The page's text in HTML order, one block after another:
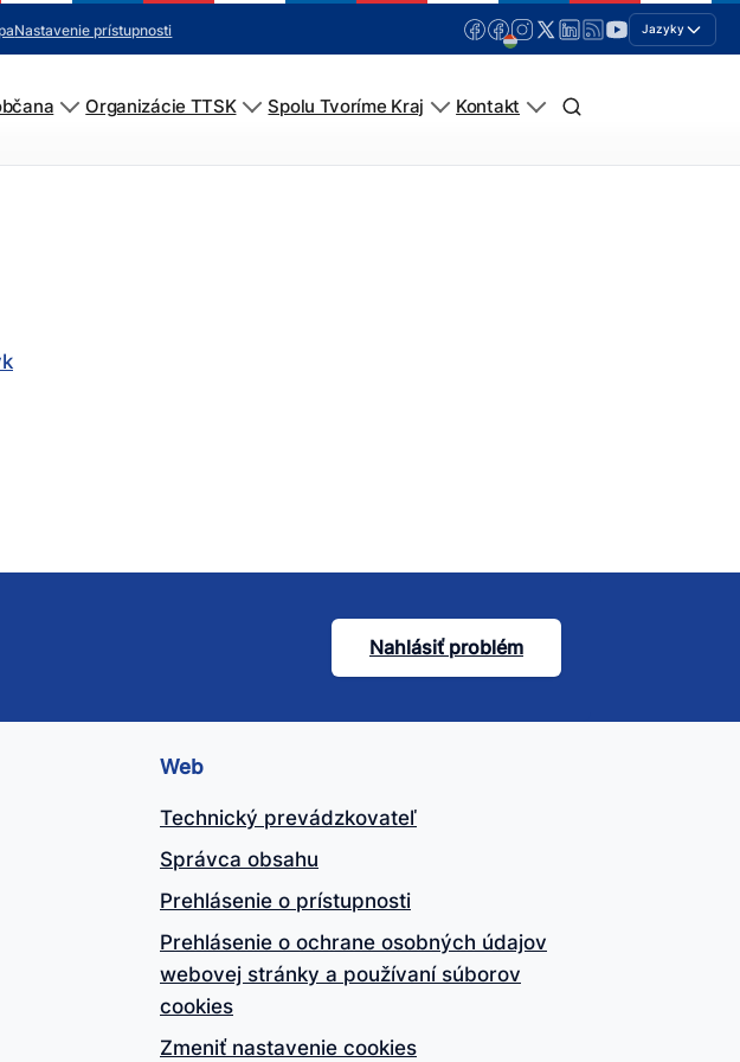
Nastavenie prístupnosti Jazyky
Organizácie TTSK Spolu Tvoríme Kraj Kontakt
Nahlásiť problém
Web
Technický prevádzkovateľ
Správca obsahu
Prehlásenie o prístupnosti
Prehlásenie o ochrane osobných údajov
webovej stránky a používaní súborov
cookies
Zmeniť nastavenie cookies